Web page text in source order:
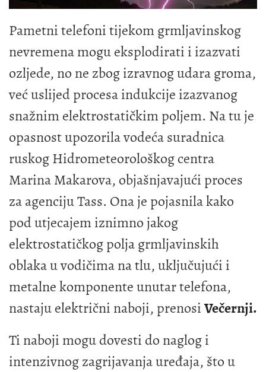
Pametni telefoni tijekom grmljavinskog
nevremena mogu eksplodirati i izazvati
ozljede, no ne zbog izravnog udara groma,
već uslijed procesa indukcije izazvanog
snažnim elektrostatičkim poljem. Na tu je
opasnost upozorila vodeća suradnica
ruskog Hidrometeorološkog centra
Marina Makarova, objašnjavajući proces
za agenciju Tass. Ona je pojasnila kako
pod utjecajem iznimno jakog
elektrostatičkog polja grmljavinskih
oblaka u vodičima na tlu, uključujući i
metalne komponente unutar telefona,
nastaju električni naboji, prenosiVečernji.
Ti naboji mogu dovesti do naglog i
intenzivnog zagrijavanja uređaja, što u